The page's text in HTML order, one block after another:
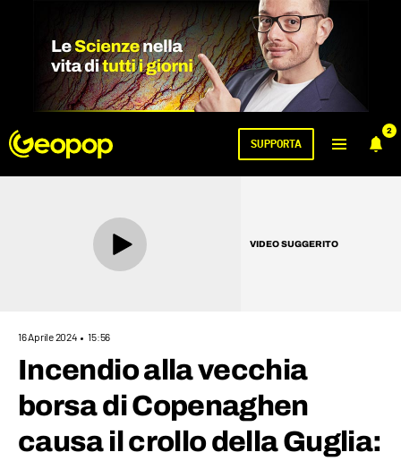
2
SUPPORTA
VIDEO SUGGERITO
16 Aprile 2024 15:56
Incendio alla vecchia
borsa di Copenaghen
causa il crollo della Guglia: